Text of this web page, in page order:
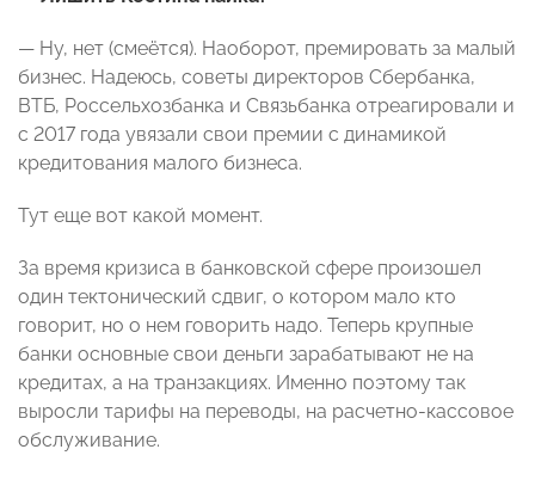
— Ну, нет (смеётся). Наоборот, премировать за малый
бизнес. Надеюсь, советы директоров Сбербанка,
ВТБ, Россельхозбанка и Связьбанка отреагировали и
с 2017 года увязали свои премии с динамикой
кредитования малого бизнеса.
Тут еще вот какой момент.
За время кризиса в банковской сфере произошел
один тектонический сдвиг, о котором мало кто
говорит, но о нем говорить надо. Теперь крупные
банки основные свои деньги зарабатывают не на
кредитах, а на транзакциях. Именно поэтому так
выросли тарифы на переводы, на расчетно-кассовое
обслуживание.